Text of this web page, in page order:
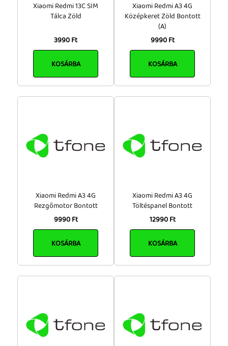
Xiaomi Redmi 13C SIM
Tálca Zöld
3990 Ft
KOSÁRBA
Xiaomi Redmi A3 4G
Középkeret Zöld Bontott
(A)
9990 Ft
KOSÁRBA
Xiaomi Redmi A3 4G
Rezgőmotor Bontott
9990 Ft
KOSÁRBA
Xiaomi Redmi A3 4G
Töltéspanel Bontott
12990 Ft
KOSÁRBA